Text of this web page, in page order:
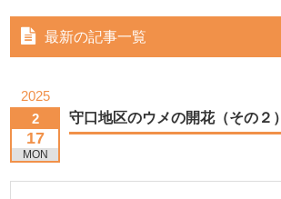
最新の記事一覧
2025
2
17
MON
守口地区のウメの開花（その２）